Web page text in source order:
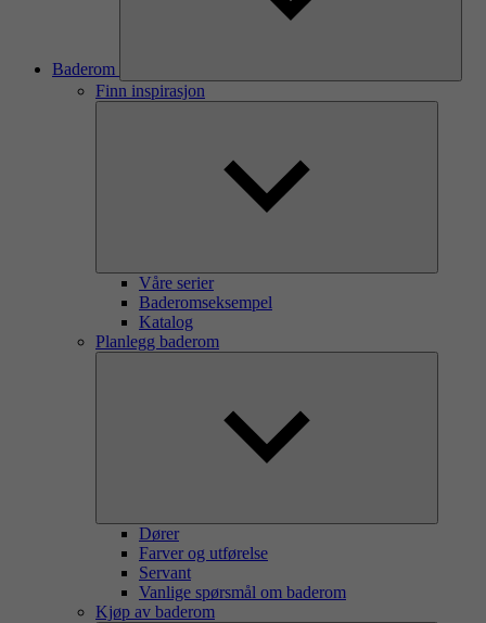
Baderom
Finn inspirasjon
Våre serier
Baderomseksempel
Katalog
Planlegg baderom
Dører
Farver og utførelse
Servant
Vanlige spørsmål om baderom
Kjøp av baderom